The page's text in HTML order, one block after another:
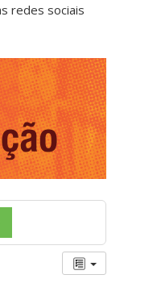
redes sociais